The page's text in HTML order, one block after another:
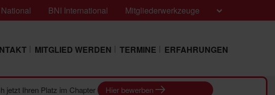
BNI International Mitgliederwerkzeuge
MITGLIED WERDEN TERMINE ERFAHRUNGEN
jetzt Ihren Platz im Chapter Hier bewerben